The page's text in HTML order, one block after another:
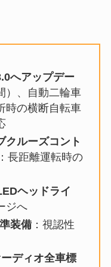
へアップデー
）、自動二輪車
時の横断自転車
クルーズコント
：長距離運転時の
ヘッドライ
ジへ
装備：視認性
ディオ全車標